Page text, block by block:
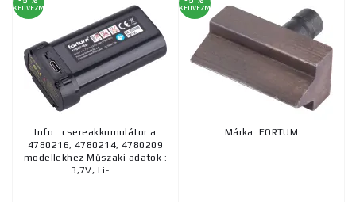
KEDVEZMÉNY
Info : csereakkumulátor a
4780216, 4780214, 4780209
modellekhez Műszaki adatok :
3,7V, Li- ...
KEDVEZMÉNY
Márka: FORTUM